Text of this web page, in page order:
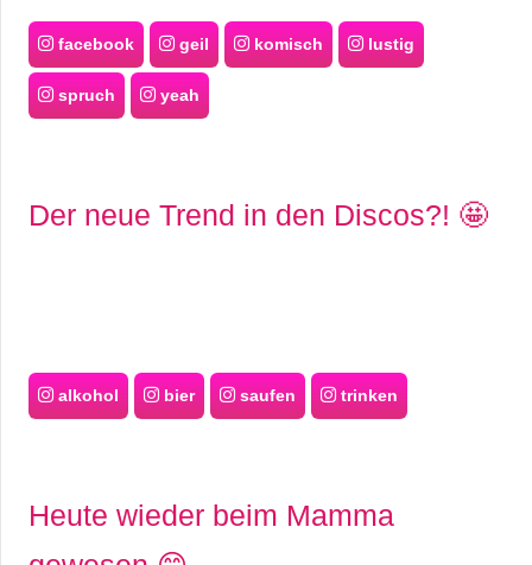
facebook geil komisch lustig
spruch yeah
Der neue Trend in den Discos?! 🤩
alkohol bier saufen trinken
Heute wieder beim Mamma